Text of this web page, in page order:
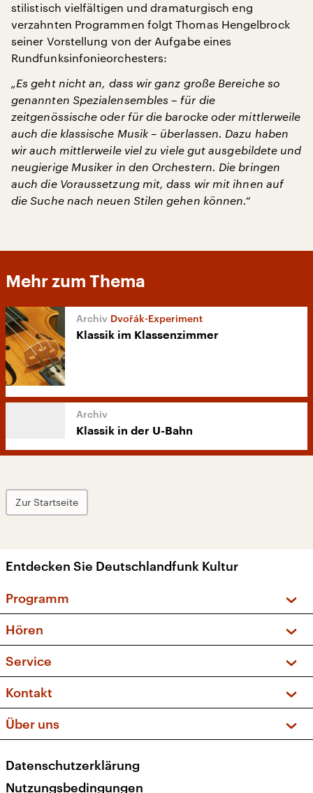
stilistisch vielfältigen und dramaturgisch eng
verzahnten Programmen folgt Thomas Hengelbrock
seiner Vorstellung von der Aufgabe eines
Rundfunksinfonieorchesters:
„Es geht nicht an, dass wir ganz große Bereiche so
genannten Spezialensembles – für die
zeitgenössische oder für die barocke oder mittlerweile
auch die klassische Musik – überlassen. Dazu haben
wir auch mittlerweile viel zu viele gut ausgebildete und
neugierige Musiker in den Orchestern. Die bringen
auch die Voraussetzung mit, dass wir mit ihnen auf
die Suche nach neuen Stilen gehen können.“
Mehr zum Thema
Dvořák-Experiment
Klassik im Klassenzimmer
Klassik in der U-Bahn
Zur Startseite
Entdecken Sie Deutschlandfunk Kultur
Programm
Sendungen und Podcasts
Musikliste
Kakadu – Das Kinderprogramm
Hören
Frequenzen (UKW + DAB+)
Service
FAQ
Apps
Newsletter
Veranstaltungen
Kontakt
Social Media
Über uns
Presse
Datenschutzerklärung
Nutzungsbedingungen